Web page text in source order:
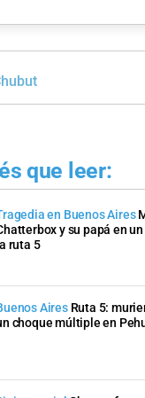
que leer:
en Buenos Aires
y su papá en
la ruta 5
Aires Ruta 5:
choque múltiple en